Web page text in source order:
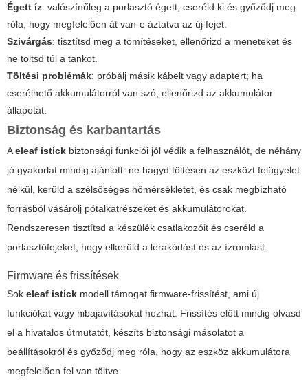
Égett íz: valószínűleg a porlasztó égett; cseréld ki és győződj meg
róla, hogy megfelelően át van-e áztatva az új fejet.
Szivárgás: tisztítsd meg a tömítéseket, ellenőrizd a meneteket és
ne töltsd túl a tankot.
Töltési problémák: próbálj másik kábelt vagy adaptert; ha
cserélhető akkumulátorról van szó, ellenőrizd az akkumulátor
állapotát.
Biztonság és karbantartás
Aeleaf istick biztonsági funkciói jól védik a felhasználót, de néhány
jó gyakorlat mindig ajánlott: ne hagyd töltésen az eszközt felügyelet
nélkül, kerüld a szélsőséges hőmérsékletet, és csak megbízható
forrásból vásárolj pótalkatrészeket és akkumulátorokat.
Rendszeresen tisztítsd a készülék csatlakozóit és cseréld a
porlasztófejeket, hogy elkerüld a lerakódást és az ízromlást.
Firmware és frissítések
Sok eleaf istick modell támogat firmware-frissítést, ami új
funkciókat vagy hibajavításokat hozhat. Frissítés előtt mindig olvasd
el a hivatalos útmutatót, készíts biztonsági másolatot a
beállításokról és győződj meg róla, hogy az eszköz akkumulátora
megfelelően fel van töltve.